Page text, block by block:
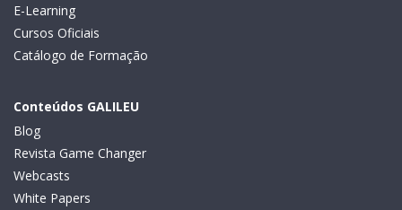
E-Learning
Cursos Oficiais
Catálogo de Formação
Conteúdos GALILEU
Blog
Revista Game Changer
Webcasts
White Papers